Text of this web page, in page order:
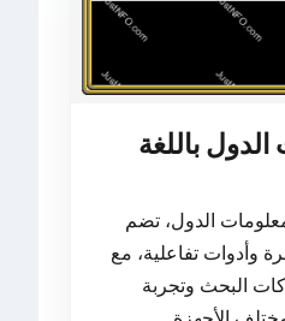
باللغة
الدول، تضم
وأدوات تفاعلية، مع
البحث وتجربة